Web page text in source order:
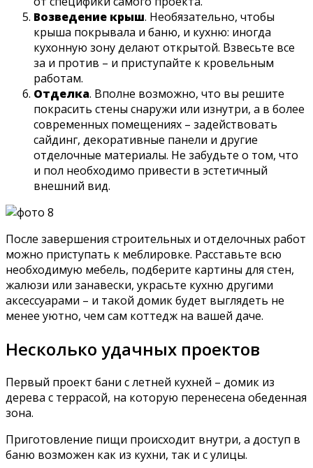
Возведение крыш. Необязательно, чтобы
крыша покрывала и баню, и кухню: иногда
кухонную зону делают открытой. Взвесьте все
за и против – и приступайте к кровельным
работам.
Отделка. Вполне возможно, что вы решите
покрасить стены снаружи или изнутри, а в более
современных помещениях – задействовать
сайдинг, декоративные панели и другие
отделочные материалы. Не забудьте о том, что
и пол необходимо привести в эстетичный
внешний вид.
После завершения строительных и отделочных работ
можно приступать к меблировке. Расставьте всю
необходимую мебель, подберите картины для стен,
жалюзи или занавески, украсьте кухню другими
аксессуарами – и такой домик будет выглядеть не
менее уютно, чем сам коттедж на вашей даче.
Несколько удачных проектов
Первый проект бани с летней кухней – домик из
дерева с террасой, на которую перенесена обеденная
зона.
Приготовление пищи происходит внутри, а доступ в
баню возможен как из кухни, так и с улицы.